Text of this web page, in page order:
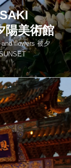
陽美術館
flowers 被夕